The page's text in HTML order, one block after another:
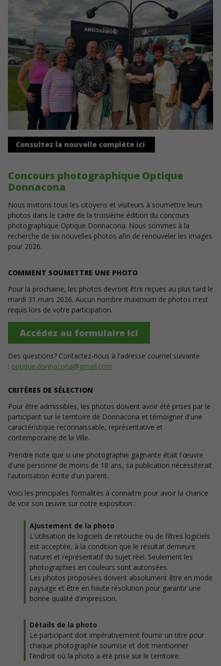
Consultez la nouvelle complète ici
Concours photographique Optique
Donnacona
Nous invitons tous les citoyens et visiteurs à soumettre leurs
photos dans le cadre de la troisième édition du concours
photographique Optique Donnacona. Nous sommes à la
recherche de six nouvelles photos afin de renouveler les images
pour 2026.
COMMENT SOUMETTRE UNE PHOTO
Pour la prochaine, les photos devront être reçues au plus tard le
mardi 31 mars 2026. Aucun nombre maximum de photos n'est
requis lors de votre participation.
Accédez au formulaire ici
Des questions? Contactez-nous à l'adresse courriel suivante
: optique.donnacona@gmail.com
CRITÈRES DE SÉLECTION
Pour être admissibles, les photos doivent avoir été prises par le
participant sur le territoire de Donnacona et témoigner d'une
caractéristique reconnaissable, représentative et
contemporaine de la Ville.
Prendre note que si une photographie gagnante était l'œuvre
d'une personne de moins de 18 ans, sa publication nécessiterait
l'autorisation écrite d'un parent.
Voici les principales formalités à connaitre pour avoir la chance
de voir son œuvre sur notre exposition :
Ajustement de la photo
L'utilisation de logiciels de retouche ou de filtres logiciels
est acceptée, à la condition que le résultat demeure
naturel et représentatif du sujet réel. Seulement les
photographies en couleurs sont autorisées.
Les photos proposées doivent absolument être en mode
paysage et être en haute résolution pour garantir une
bonne qualité d'impression.
Détails de la photo
Le participant doit impérativement fournir un titre pour
chaque photographie soumise et doit mentionner
l'endroit où la photo a été prise sur le territoire.